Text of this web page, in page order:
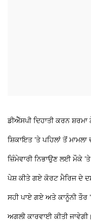
ਡੀਐੱਸਪੀ ਦਿਹਾਤੀ ਕਰਨ
ਸ਼ਿਕਾਇਤ ’ਤੇ ਪਹਿਲਾਂ ਤੋਂ
ਜ਼ਿੰਮੇਵਾਰੀ ਨਿਭਾਉਣ ਲਈ ਮੌਕੇ
ਪੇਸ਼ ਕੀਤੇ ਗਏ ਕੋਰਟ ਮੈਰਿਜ ਦੇ
ਸਹੀ ਪਾਏ ਗਏ ਅਤੇ ਕਾਨੂੰਨੀ
ਅਗਲੀ ਕਾਰਵਾਈ ਕੀਤੀ